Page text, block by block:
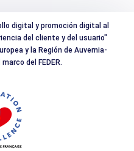
digital y promoción digital al
del cliente y del usuario"
y la Región de Auvernia-
del FEDER.